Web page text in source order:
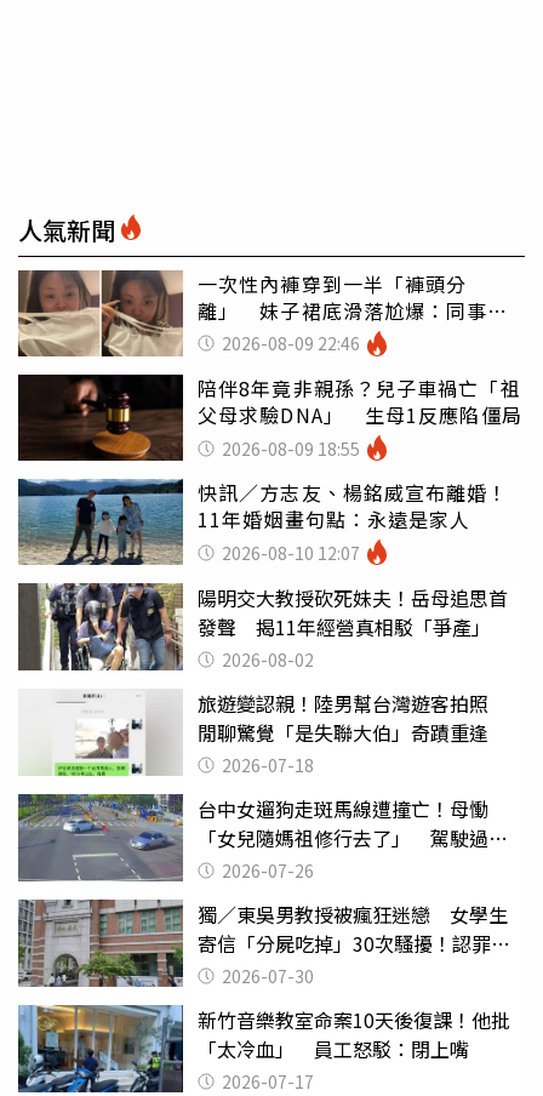
人氣新聞
一次性內褲穿到一半「褲頭分
離」 妹子裙底滑落尬爆：同事全
看光2026-08-09 22:46
陪伴8年竟非親孫？兒子車禍亡「祖
父母求驗DNA」 生母1反應陷僵局
2026-08-09 18:55
快訊／方志友、楊銘威宣布離婚！
11年婚姻畫句點：永遠是家人
2026-08-10 12:07
陽明交大教授砍死妹夫！岳母追思首
發聲 揭11年經營真相駁「爭產」
2026-08-02
旅遊變認親！陸男幫台灣遊客拍照
閒聊驚覺「是失聯大伯」奇蹟重逢
2026-07-18
台中女遛狗走斑馬線遭撞亡！母慟
「女兒隨媽祖修行去了」 駕駛過失
致死判9月
2026-07-26
獨／東吳男教授被瘋狂迷戀 女學生
寄信「分屍吃掉」30次騷擾！認罪免
關 2026-07-30
新竹音樂教室命案10天後復課！他批
「太冷血」 員工怒駁：閉上嘴
2026-07-17